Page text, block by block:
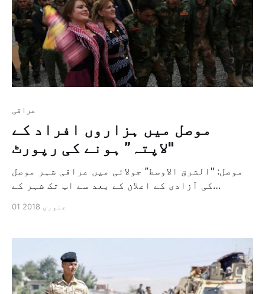
عراقی
موصل میں ہزاروں افراد کے
"لاپتہ” ہونے کی رپورٹ
موصل: "الشرق الاوسط” جولائی میں عراقی شہر موصل
کی آزادی کے اعلان کے بعد سے اب تک شہر کے
سے زائد مردوں اور بچوں کے لاپتہ ہونے کی رپورٹ
01 جنوری 2018